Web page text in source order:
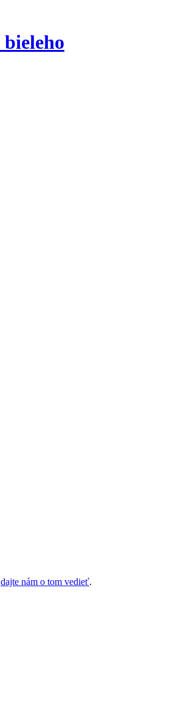
dajte nám o tom vedieť.